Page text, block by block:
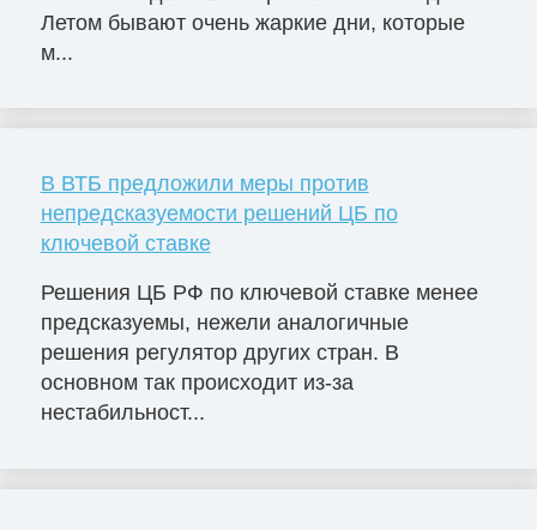
Летом бывают очень жаркие дни, которые
м...
В ВТБ предложили меры против
непредсказуемости решений ЦБ по
ключевой ставке
Решения ЦБ РФ по ключевой ставке менее
предсказуемы, нежели аналогичные
решения регулятор других стран. В
основном так происходит из-за
нестабильност...